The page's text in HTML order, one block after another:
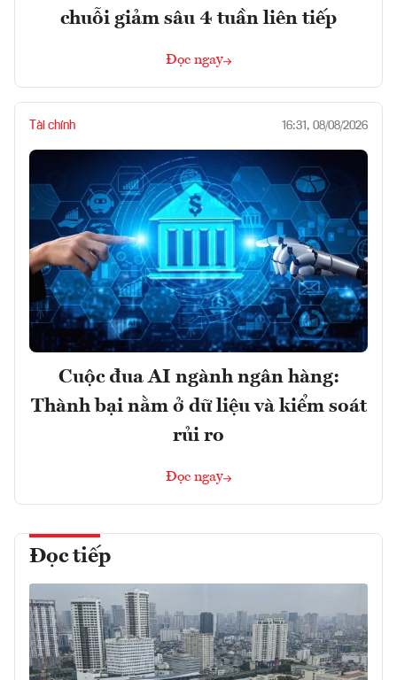
chuỗi giảm sâu 4 tuần liên tiếp
Đọc ngay
Tài chính 16:31, 08/08/2026
Cuộc đua AI ngành ngân hàng:
Thành bại nằm ở dữ liệu và kiểm soát
rủi ro
Đọc ngay
Đọc tiếp